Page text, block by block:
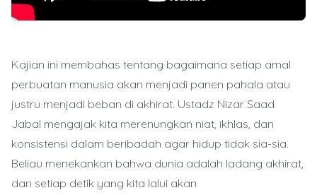
Kajian ini membahas tentang bagaimana setiap amal
perbuatan manusia akan menjadi panen pahala atau
justru menjadi beban di akhirat. Ustadz Nizar Saad
Jabal mengajak kita merenungkan niat, ikhlas, dan
konsistensi dalam beribadah agar hidup tidak sia-sia.
Beliau menekankan bahwa dunia adalah ladang akhirat,
dan setiap detik yang kita lalui akan